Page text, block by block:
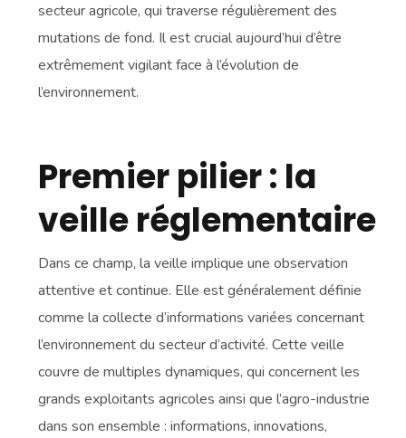
secteur agricole, qui traverse régulièrement des
mutations de fond. Il est crucial aujourd’hui d’être
extrêmement vigilant face à l’évolution de
l’environnement.
Premier pilier : la
veille réglementaire
Dans ce champ, la veille implique une observation
attentive et continue. Elle est généralement définie
comme la collecte d’informations variées concernant
l’environnement du secteur d’activité. Cette veille
couvre de multiples dynamiques, qui concernent les
grands exploitants agricoles ainsi que l’agro-industrie
dans son ensemble : informations, innovations,